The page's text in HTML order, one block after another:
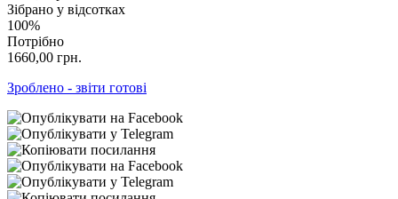
Зібрано у відсотках
100%
Потрібно
1660,00 грн.
Зроблено - звіти готові